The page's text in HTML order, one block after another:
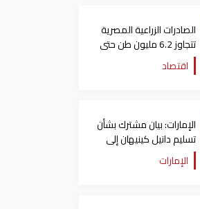
الصادرات الزراعية المصرية
تتجاوز 6.2 مليون طن حتى
الآناقتصاد
الإمارات: بيان مشترك بشأن
تسليم دانيل كينيهان إلى
السلطات الإيرلندية
الإمارات